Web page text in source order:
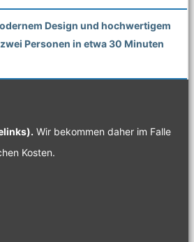
Design und hochwertigem
Personen in etwa 30 Minuten
Wir bekommen daher im Falle
Kosten.